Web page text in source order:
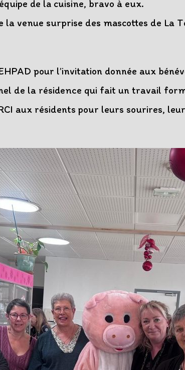
de la cuisine, bravo à eux.
venue surprise des mascottes de La
pour l’invitation donnée aux
de la résidence qui fait un travail
aux résidents pour leurs sourires,